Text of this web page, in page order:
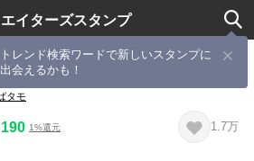
イターズスタンプ
トレンド検索ワードで新しいスタンプに
出会えるかも！
と燈矢のスタンプ
タモ
190 1%還元 1.7万